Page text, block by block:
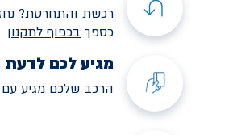
רכשת והתחרטת?
כספך בכפוף לתקנון
מגיע לכם לדעת
הרכב שלכם מגיע